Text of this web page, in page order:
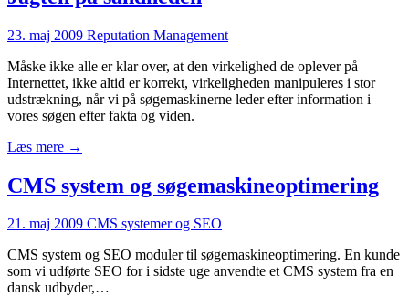
23. maj 2009 Reputation Management
Måske ikke alle er klar over, at den virkelighed de oplever på
Internettet, ikke altid er korrekt, virkeligheden manipuleres i stor
udstrækning, når vi på søgemaskinerne leder efter information i
vores søgen efter fakta og viden.
Læs mere →
CMS system og søgemaskineoptimering
21. maj 2009 CMS systemer og SEO
CMS system og SEO moduler til søgemaskineoptimering. En kunde
som vi udførte SEO for i sidste uge anvendte et CMS system fra en
dansk udbyder,…